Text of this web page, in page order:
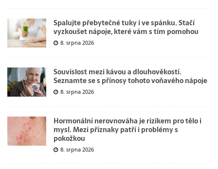
Spalujte přebytečné tuky i ve spánku. Stačí
vyzkoušet nápoje, které vám s tím pomohou
8. srpna 2026
Souvislost mezi kávou a dlouhověkostí.
Seznamte se s přínosy tohoto voňavého nápoje
8. srpna 2026
Hormonální nerovnováha je rizikem pro tělo i
mysl. Mezi příznaky patří i problémy s
pokožkou
8. srpna 2026